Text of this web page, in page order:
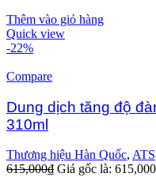
Thêm vào giỏ hàng
Quick view
-22%
Compare
Dung dịch tăng độ
310ml
Thương hiệu Hàn Quốc, ATS
615,000₫ Giá gốc là: